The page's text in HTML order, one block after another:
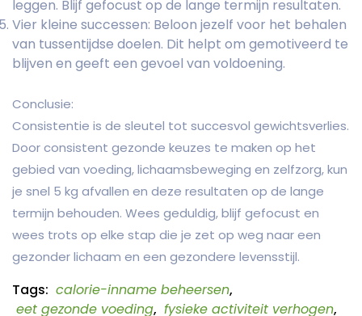
leggen. Blijf gefocust op de lange termijn resultaten.
Vier kleine successen: Beloon jezelf voor het behalen
van tussentijdse doelen. Dit helpt om gemotiveerd te
blijven en geeft een gevoel van voldoening.
Conclusie:
Consistentie is de sleutel tot succesvol gewichtsverlies.
Door consistent gezonde keuzes te maken op het
gebied van voeding, lichaamsbeweging en zelfzorg, kun
je snel 5 kg afvallen en deze resultaten op de lange
termijn behouden. Wees geduldig, blijf gefocust en
wees trots op elke stap die je zet op weg naar een
gezonder lichaam en een gezondere levensstijl.
Tags: calorie-inname beheersen,
eet gezonde voeding, fysieke activiteit verhogen,